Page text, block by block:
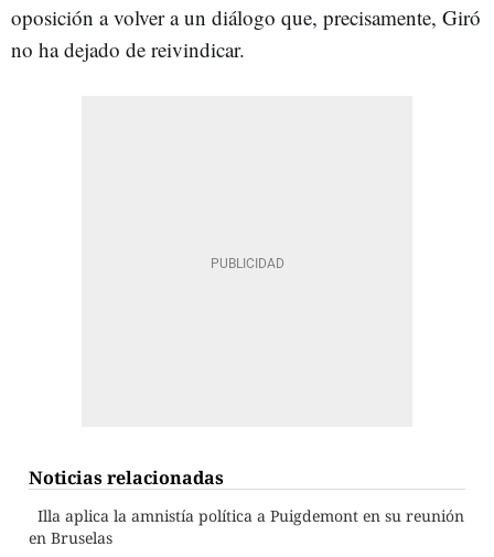
oposición a volver a un diálogo que, precisamente, Giró
no ha dejado de reivindicar.
Noticias relacionadas
Illa aplica la amnistía política a Puigdemont en su reunión
en Bruselas